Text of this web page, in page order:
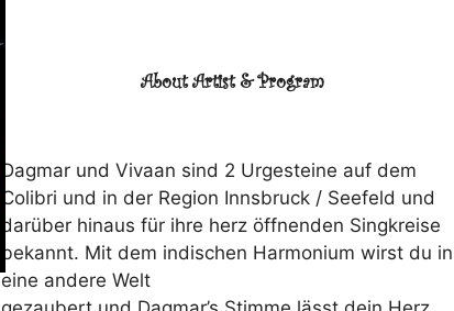
About Artist & Program
Dagmar und Vivaan sind 2 Urgesteine auf dem
Colibri und in der Region Innsbruck / Seefeld und
darüber hinaus für ihre herz öffnenden Singkreise
bekannt. Mit dem indischen Harmonium wirst du in
eine andere Welt